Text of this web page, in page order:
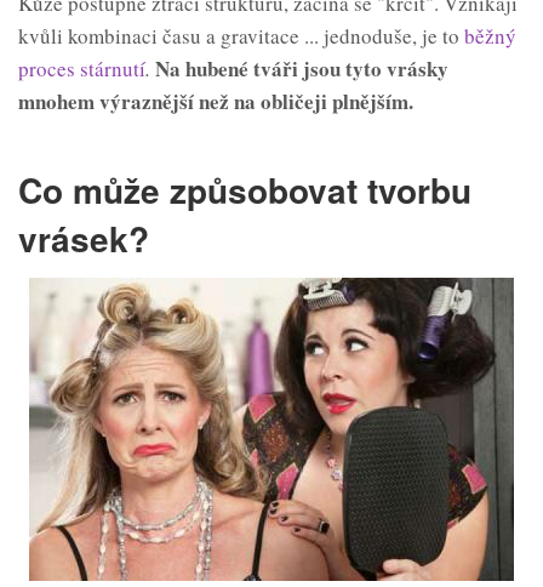
kvůli kombinaci času a gravitace ... jednoduše, je to běžný
proces stárnutí. Na hubené tváři jsou tyto vrásky
mnohem výraznější než na obličeji plnějším.
Co může způsobovat tvorbu
vrásek?